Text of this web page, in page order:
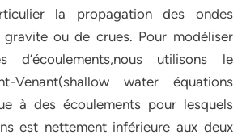
la propagation des ondes
gravite ou de crues. Pour modéliser
d’écoulements,nous utilisons le
Venant(shallow water équations
à des écoulements pour lesquels
est nettement inférieure aux deux